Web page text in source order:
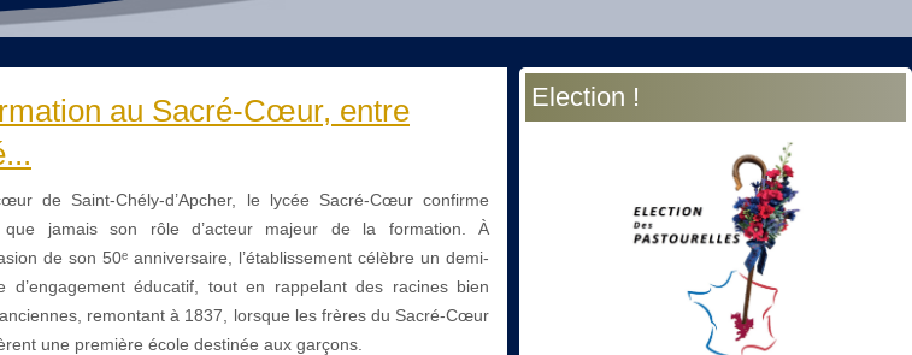
au Sacré-Cœur, entre
de Saint-Chély-d’Apcher, le lycée Sacré-Cœur confirme
que jamais son rôle d’acteur majeur de la formation. À
de son 50ᵉ anniversaire, l’établissement célèbre un demi-
d’engagement éducatif, tout en rappelant des racines bien
remontant à 1837, lorsque les frères du Sacré-Cœur
une première école destinée aux garçons.
Election !
Année
précédente
Mois
précédent
Année
suivante
Mois
suivant